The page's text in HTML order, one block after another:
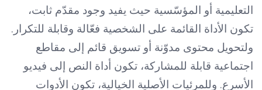
التعليمية أو المؤسّسية حيث يفيد وجود مقدّم ثابت،
تكون الأداة القائمة على الشخصية فعّالة وقابلة للتكرار.
ولتحويل محتوى مدوّنة أو تسويق قائم إلى مقاطع
اجتماعية قابلة للمشاركة، تكون أداة النص إلى فيديو
الأسرع. وللمرئيات الأصلية الخيالية، تكون الأدوات